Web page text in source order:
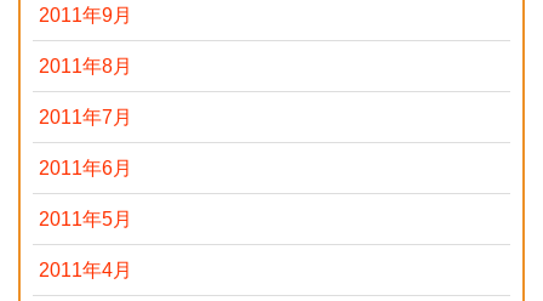
2011年9月
2011年8月
2011年7月
2011年6月
2011年5月
2011年4月